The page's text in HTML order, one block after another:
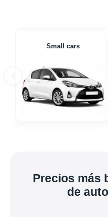
Small cars
Precios más
de